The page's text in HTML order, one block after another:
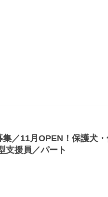
／11月OPEN！保護犬
支援員／パート